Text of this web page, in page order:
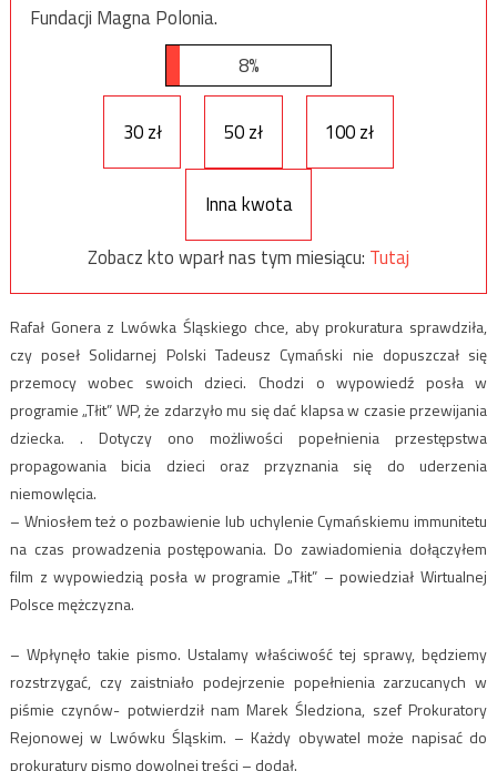
Fundacji Magna Polonia.
8%
30 zł 50 zł 100 zł
Inna kwota
Zobacz kto wparł nas tym miesiącu: Tutaj
Rafał Gonera z Lwówka Śląskiego chce, aby prokuratura sprawdziła,
czy poseł Solidarnej Polski Tadeusz Cymański nie dopuszczał się
przemocy wobec swoich dzieci. Chodzi o wypowiedź posła w
programie „Tłit” WP, że zdarzyło mu się dać klapsa w czasie przewijania
dziecka. . Dotyczy ono możliwości popełnienia przestępstwa
propagowania bicia dzieci oraz przyznania się do uderzenia
niemowlęcia.
– Wniosłem też o pozbawienie lub uchylenie Cymańskiemu immunitetu
na czas prowadzenia postępowania. Do zawiadomienia dołączyłem
film z wypowiedzią posła w programie „Tłit” – powiedział Wirtualnej
Polsce mężczyzna.
– Wpłynęło takie pismo. Ustalamy właściwość tej sprawy, będziemy
rozstrzygać, czy zaistniało podejrzenie popełnienia zarzucanych w
piśmie czynów- potwierdził nam Marek Śledziona, szef Prokuratory
Rejonowej w Lwówku Śląskim. – Każdy obywatel może napisać do
prokuratury pismo dowolnej treści – dodał.